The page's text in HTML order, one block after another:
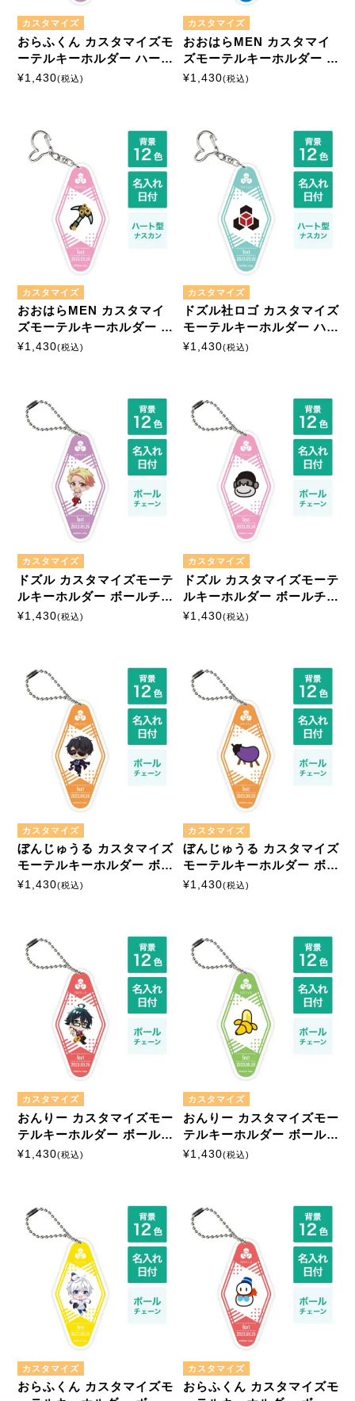
カスタマイズ
おらふくん カスタマイズモ
ーテルキーホルダー ハート
型ナスカン
¥1,430(税込)
カスタマイズ
おおはらMEN カスタマイ
ズモーテルキーホルダー ハ
ート型ナスカン
¥1,430(税込)
カスタマイズ
おおはらMEN カスタマイ
ズモーテルキーホルダー ハ
ート型ナスカン
¥1,430(税込)
カスタマイズ
ドズル社ロゴ カスタマイズ
モーテルキーホルダー ハー
ト型ナスカン
¥1,430(税込)
カスタマイズ
ドズル カスタマイズモーテ
ルキーホルダー ボールチェ
ーン
¥1,430(税込)
カスタマイズ
ドズル カスタマイズモーテ
ルキーホルダー ボールチェ
ーン
¥1,430(税込)
カスタマイズ
ぼんじゅうる カスタマイズ
モーテルキーホルダー ボー
ルチェーン
¥1,430(税込)
カスタマイズ
ぼんじゅうる カスタマイズ
モーテルキーホルダー ボー
ルチェーン
¥1,430(税込)
カスタマイズ
おんりー カスタマイズモー
テルキーホルダー ボールチ
ェーン
¥1,430(税込)
カスタマイズ
おんりー カスタマイズモー
テルキーホルダー ボールチ
ェーン
¥1,430(税込)
カスタマイズ
おらふくん カスタマイズモ
カスタマイズ
おらふくん カスタマイズモ